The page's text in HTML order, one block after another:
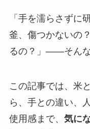
「手を濡らさずに
釜、傷つかないの
るの？」——そんな
この記事では、米
ら、手との違い、
使用感まで、 気に